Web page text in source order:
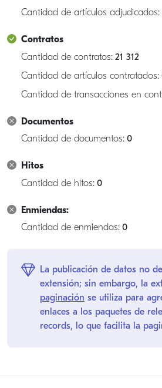
Cantidad de artículos adjudicados:
Contratos
Cantidad de contratos: 21 312
Cantidad de artículos contratados:
Cantidad de transacciones en
Documentos
Cantidad de documentos: 0
Hitos
Cantidad de hitos: 0
Enmiendas:
Cantidad de enmiendas: 0
La publicación de datos no
extensión; sin embargo, la
paginación se utiliza para
enlaces a los paquetes de
records, lo que facilita la